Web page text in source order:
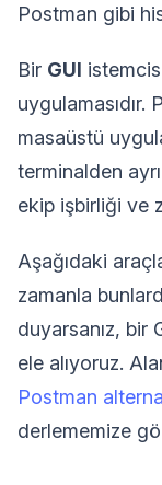
Postman gibi
Bir GUI
masaüstü
terminalden
ekip işbirliği ve
Aşağıdaki
zamanla
duyarsanız, bir
ele alıyoruz.
Postman
derlememize